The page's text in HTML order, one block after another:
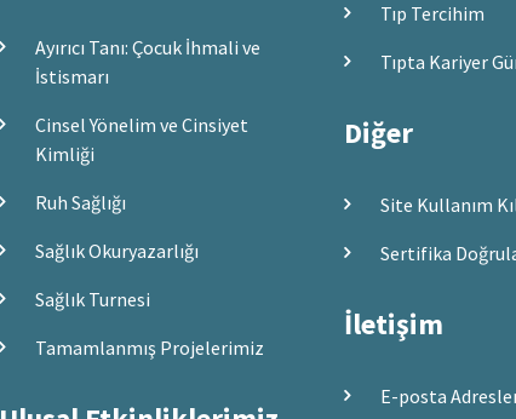
Ayırıcı Tanı: Çocuk İhmali ve
İstismarı
Cinsel Yönelim ve Cinsiyet
Kimliği
Ruh Sağlığı
Sağlık Okuryazarlığı
Sağlık Turnesi
Tamamlanmış Projelerimiz
Tıp Tercihim
Tıpta Kariyer
Diğer
Site Kullanım
Sertifika
İletişim
E-posta